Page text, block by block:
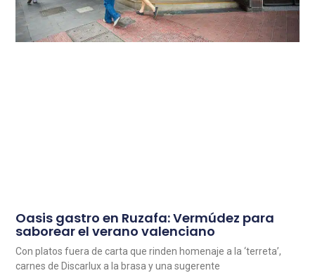
Oasis gastro en Ruzafa: Vermúdez para
saborear el verano valenciano
Con platos fuera de carta que rinden homenaje a la ‘terreta’,
carnes de Discarlux a la brasa y una sugerente